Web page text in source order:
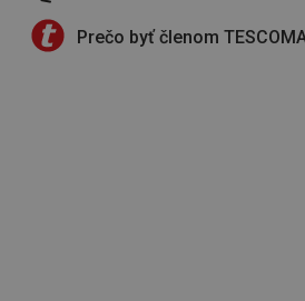
Prečo byť členom